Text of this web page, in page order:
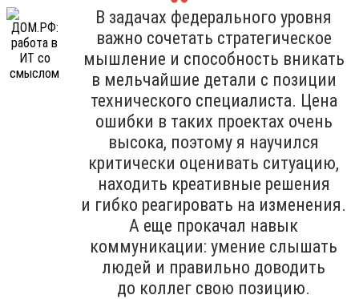
В задачах федерального уровня
важно сочетать стратегическое
мышление и способность вникать
в мельчайшие детали с позиции
технического специалиста. Цена
ошибки в таких проектах очень
высока, поэтому я научился
критически оценивать ситуацию,
находить креативные решения
и гибко реагировать на изменения.
А еще прокачал навык
коммуникации: умение слышать
людей и правильно доводить
до коллег свою позицию.